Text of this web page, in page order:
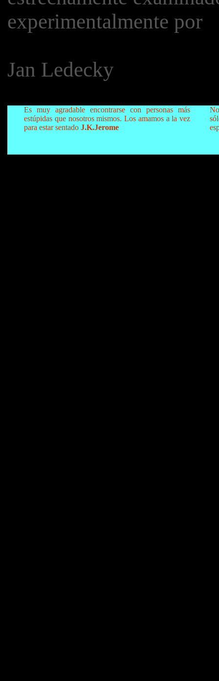
experimentalmente por
Jan Ledecky
Es muy agradable encontrarse con personas más
estúpidas que nosotros mismos. Los amamos a la vez
para estar sentado J.K.Jerome